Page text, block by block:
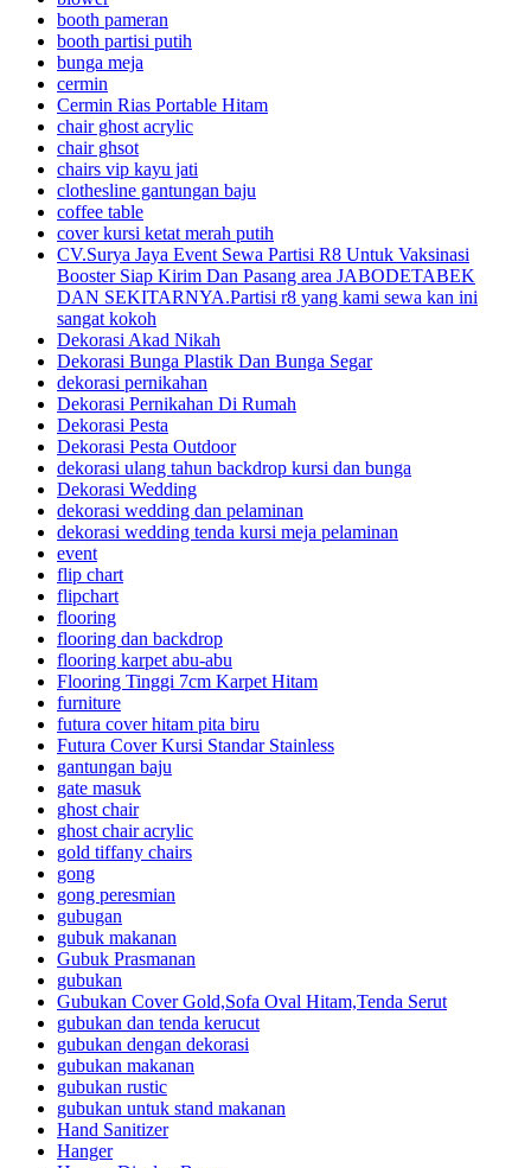
booth pameran
booth partisi putih
bunga meja
cermin
Cermin Rias Portable Hitam
chair ghost acrylic
chair ghsot
chairs vip kayu jati
clothesline gantungan baju
coffee table
cover kursi ketat merah putih
CV.Surya Jaya Event Sewa Partisi R8 Untuk Vaksinasi
Booster Siap Kirim Dan Pasang area JABODETABEK
DAN SEKITARNYA.Partisi r8 yang kami sewa kan ini
sangat kokoh
Dekorasi Akad Nikah
Dekorasi Bunga Plastik Dan Bunga Segar
dekorasi pernikahan
Dekorasi Pernikahan Di Rumah
Dekorasi Pesta
Dekorasi Pesta Outdoor
dekorasi ulang tahun backdrop kursi dan bunga
Dekorasi Wedding
dekorasi wedding dan pelaminan
dekorasi wedding tenda kursi meja pelaminan
event
flip chart
flipchart
flooring
flooring dan backdrop
flooring karpet abu-abu
Flooring Tinggi 7cm Karpet Hitam
furniture
futura cover hitam pita biru
Futura Cover Kursi Standar Stainless
gantungan baju
gate masuk
ghost chair
ghost chair acrylic
gold tiffany chairs
gong
gong peresmian
gubugan
gubuk makanan
Gubuk Prasmanan
gubukan
Gubukan Cover Gold,Sofa Oval Hitam,Tenda Serut
gubukan dan tenda kerucut
gubukan dengan dekorasi
gubukan makanan
gubukan rustic
gubukan untuk stand makanan
Hand Sanitizer
Hanger